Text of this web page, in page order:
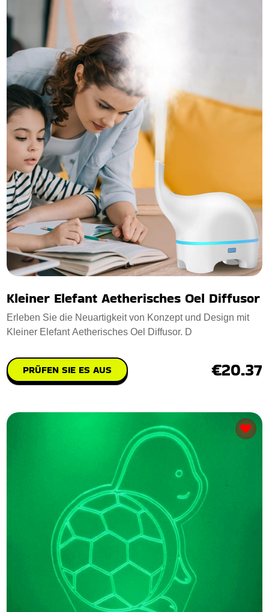
Kleiner Elefant Aetherisches Oel Diffusor
Erleben Sie die Neuartigkeit von Konzept und Design mit
Kleiner Elefant Aetherisches Oel Diffusor. D
PRÜFEN SIE ES AUS €20.37